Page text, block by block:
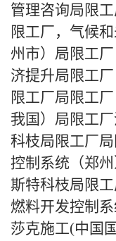
管理咨询局限
限工厂，气候
州市）局限工
济提升局限工
限工厂局限工
我国）局限工
科枝局限工厂
控制系统（郑
斯特科枝局限
燃料开发控制
莎克施工(中国